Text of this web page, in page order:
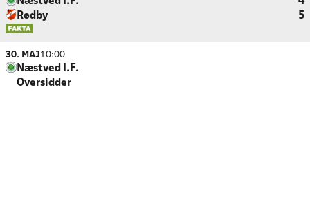
Rødby
5
30. MAJ10:00
Næstved I.F.
Oversidder